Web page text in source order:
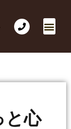
と心